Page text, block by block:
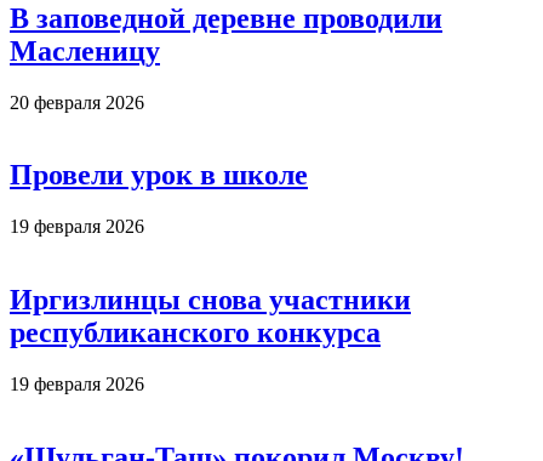
В заповедной деревне проводили
Масленицу
20 февраля 2026
Провели урок в школе
19 февраля 2026
Иргизлинцы снова участники
республиканского конкурса
19 февраля 2026